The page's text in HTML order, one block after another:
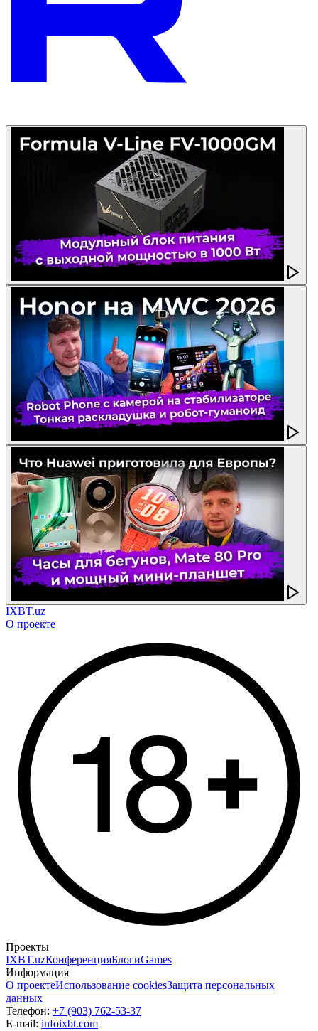
IXBT.uz
О проекте
Проекты
IXBT.uzКонференцияБлогиGames
Информация
О проектеИспользование cookiesЗащита персональных
данных
Телефон: +7 (903) 762-53-37
E-mail: infoixbt.com